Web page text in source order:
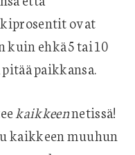
ovat
ehkä 5 tai 10
paikkansa.
kaikkeennetissä!
kaikkeen muuhun